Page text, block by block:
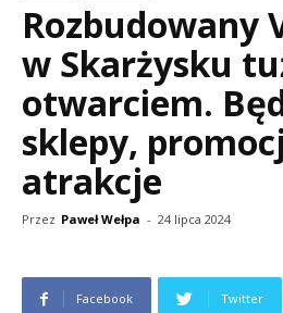
Rozbudowany
w Skarżysku
otwarciem.
sklepy,
atrakcje
Przez Paweł Wełpa - 24 lipca 2024
Facebook Twitter